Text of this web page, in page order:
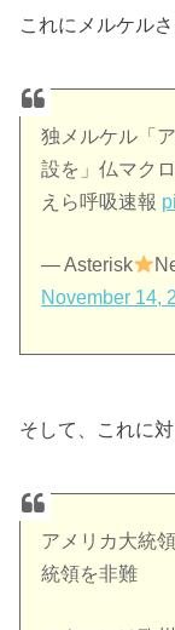
これにメルケル
独メルケル「
設を」仏マク
えら呼吸速報
— Asterisk
November 14,
そして、これに
アメリカ大統
統領を非難